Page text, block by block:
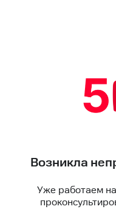
Возникла
Уже работаем